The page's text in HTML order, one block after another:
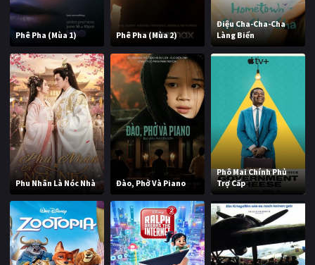
Phê Pha (Mùa 1) Phê Pha (Mùa 2)
Điệu Cha-Cha-Cha
Làng Biển
Phu Nhân Là Nóc Nhà Đào, Phở Và Piano
Phô Mai Chính Phủ
Trợ Cấp